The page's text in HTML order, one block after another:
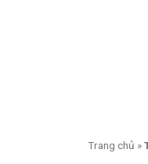
Trang chủ »